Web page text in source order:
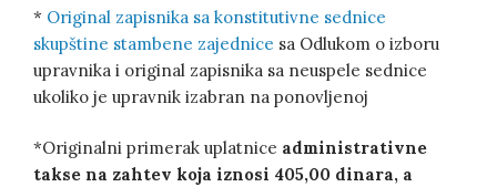
* Original zapisnika sa konstitutivne sednice
skupštine stambene zajednice sa Odlukom o izboru
upravnika i original zapisnika sa neuspele sednice
ukoliko je upravnik izabran na ponovljenoj
*Originalni primerak uplatnice administrativne
takse na zahtev koja iznosi 405,00 dinara, a